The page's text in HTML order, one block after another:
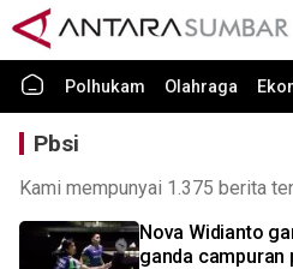
Polhukam Olahraga
Pbsi
Kami mempunyai 1.375 berita
Nova Widianto
ganda campuran